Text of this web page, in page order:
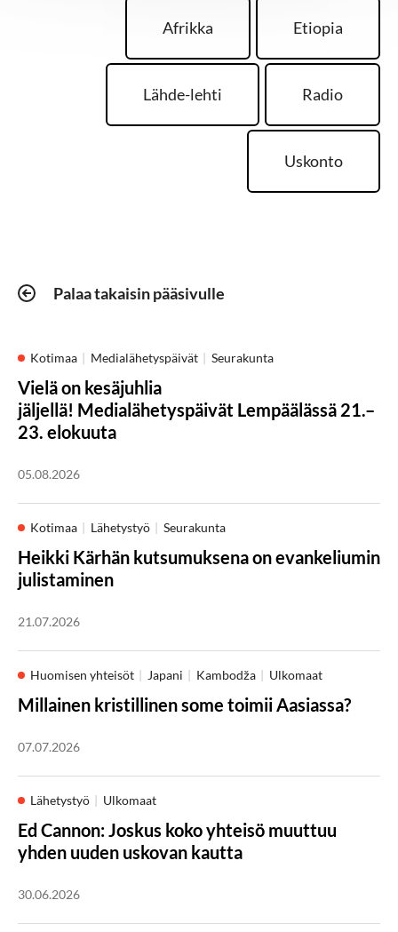
Afrikka Etiopia
Lähde-lehti Radio
Uskonto
Palaa takaisin pääsivulle
Kotimaa Medialähetyspäivät Seurakunta
Vielä on kesäjuhlia
jäljellä! Medialähetyspäivät Lempäälässä 21.–
23. elokuuta
05.08.2026
Kotimaa Lähetystyö Seurakunta
Heikki Kärhän kutsumuksena on evankeliumin
julistaminen
21.07.2026
Huomisen yhteisöt Japani Kambodža Ulkomaat
Millainen kristillinen some toimii Aasiassa?
07.07.2026
Lähetystyö Ulkomaat
Ed Cannon: Joskus koko yhteisö muuttuu
yhden uuden uskovan kautta
30.06.2026